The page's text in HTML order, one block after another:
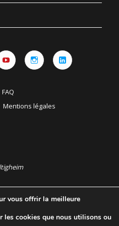
sous-
FAQ
Mentions légales
9h - 18h
8h - 19h
vous offrir la meilleure
les cookies que nous utilisons ou